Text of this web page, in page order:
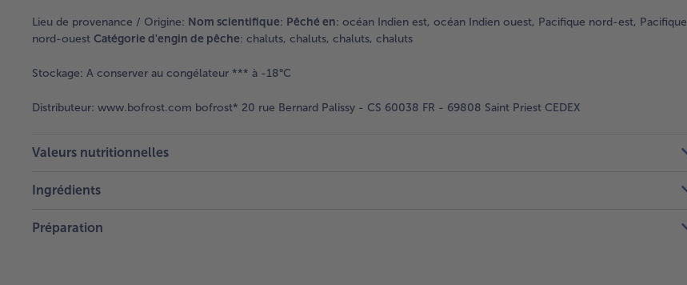
Lieu de provenance / Origine: Nom scientifique: Pêché en: océan Indien est, océan Indien ouest, Pacifique nord-est, Pacifique
nord-ouest Catégorie d'engin de pêche: chaluts, chaluts, chaluts, chaluts
Stockage: A conserver au congélateur *** à -18°C
Distributeur: www.bofrost.com bofrost* 20 rue Bernard Palissy - CS 60038 FR - 69808 Saint Priest CEDEX
Valeurs nutritionnelles
Ingrédients
Préparation